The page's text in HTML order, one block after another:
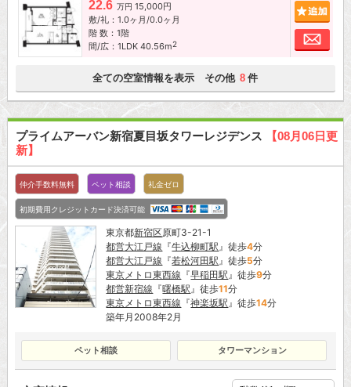
22.6 万円 15,000円
敷/礼：1.0ヶ月/0.0ヶ月
階 数：1階
間/広：1LDK 40.56m2
お
全ての空室情報を表示 その他 8 件
プライムアーバン新宿夏目坂タワーレジデンス
【08月06日更
新】
仲介手数料無料 ペット相談 礼金ゼロ
初期費用クレジットカード決済可能
東京都新宿区原町3-21-1
都営大江戸線 『牛込柳町駅』徒歩4分
都営大江戸線 『若松河田駅』徒歩5分
東京メトロ東西線 『早稲田駅』徒歩9分
都営新宿線 『曙橋駅』徒歩11分
東京メトロ東西線 『神楽坂駅』徒歩14分
築年月2008年2月
ペット相談 タワーマンション